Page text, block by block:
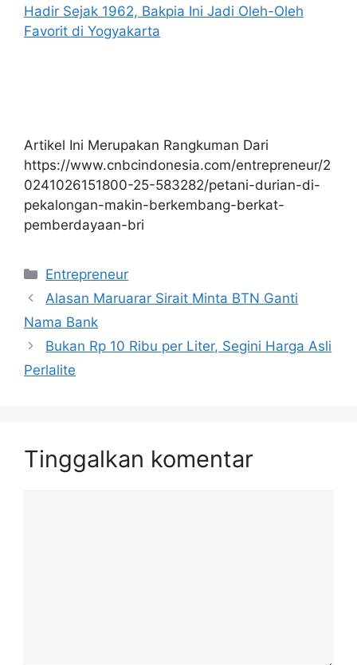
Hadir Sejak 1962, Bakpia Ini Jadi Oleh-Oleh
Favorit di Yogyakarta
Artikel Ini Merupakan Rangkuman Dari
https://www.cnbcindonesia.com/entrepreneur/2
0241026151800-25-583282/petani-durian-di-
pekalongan-makin-berkembang-berkat-
pemberdayaan-bri
Kategori
Entrepreneur
Alasan Maruarar Sirait Minta BTN Ganti
Nama Bank
Bukan Rp 10 Ribu per Liter, Segini Harga Asli
Perlalite
Tinggalkan komentar